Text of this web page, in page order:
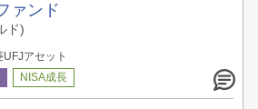
ァンド
ド)
UFJアセット